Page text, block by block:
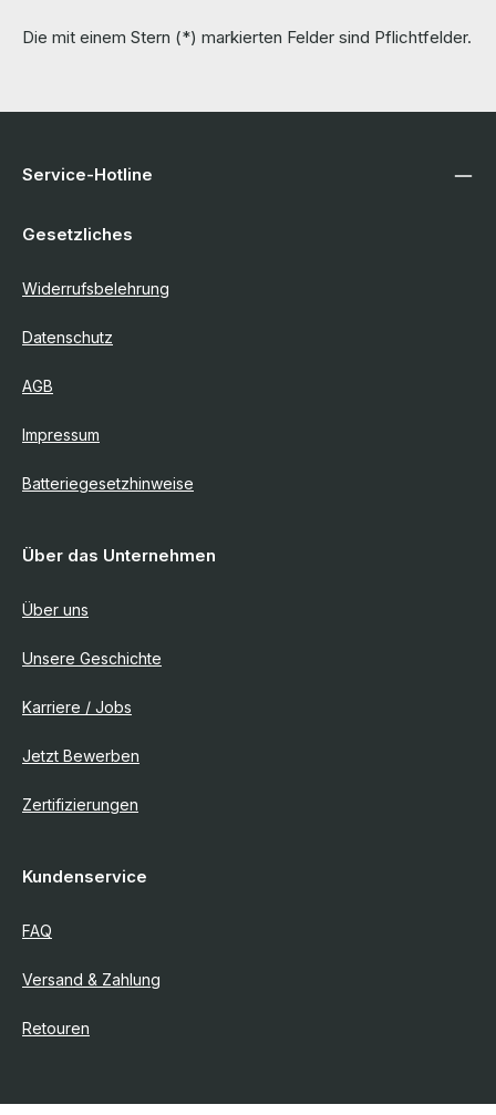
Die mit einem Stern (*) markierten Felder sind Pflichtfelder.
Service-Hotline
Gesetzliches
Widerrufsbelehrung
Datenschutz
AGB
Impressum
Batteriegesetzhinweise
Über das Unternehmen
Über uns
Unsere Geschichte
Karriere / Jobs
Jetzt Bewerben
Zertifizierungen
Kundenservice
FAQ
Versand & Zahlung
Retouren